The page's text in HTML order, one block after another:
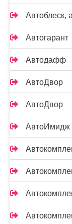
Автоблеск,
Автогарант
Автодафф
АвтоДвор
АвтоДвор
АвтоИмидж